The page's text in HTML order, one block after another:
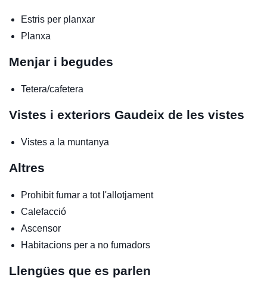
Estris per planxar
Planxa
Menjar i begudes
Tetera/cafetera
Vistes i exteriors Gaudeix de les vistes
Vistes a la muntanya
Altres
Prohibit fumar a tot l'allotjament
Calefacció
Ascensor
Habitacions per a no fumadors
Llengües que es parlen